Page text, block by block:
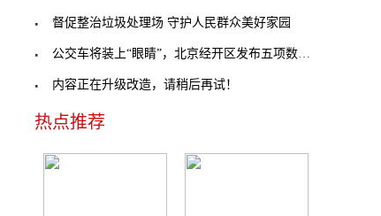
督促整治垃圾处理场 守护人民群众美好家园
公交车将装上“眼睛”，北京经开区发布五项数字经济
内容正在升级改造，请稍后再试！
热点推荐